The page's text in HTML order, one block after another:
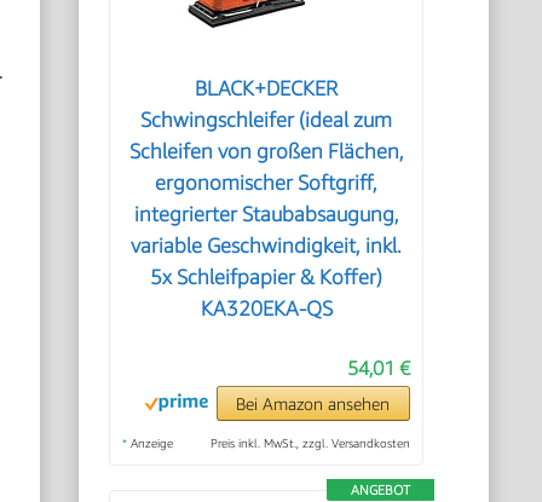
BLACK+DECKER
Schwingschleifer (ideal zum
Schleifen von großen Flächen,
ergonomischer Softgriff,
integrierter Staubabsaugung,
variable Geschwindigkeit, inkl.
5x Schleifpapier & Koffer)
KA320EKA-QS
54,01 €
Bei Amazon ansehen
* Anzeige Preis inkl. MwSt., zzgl. Versandkosten
ANGEBOT